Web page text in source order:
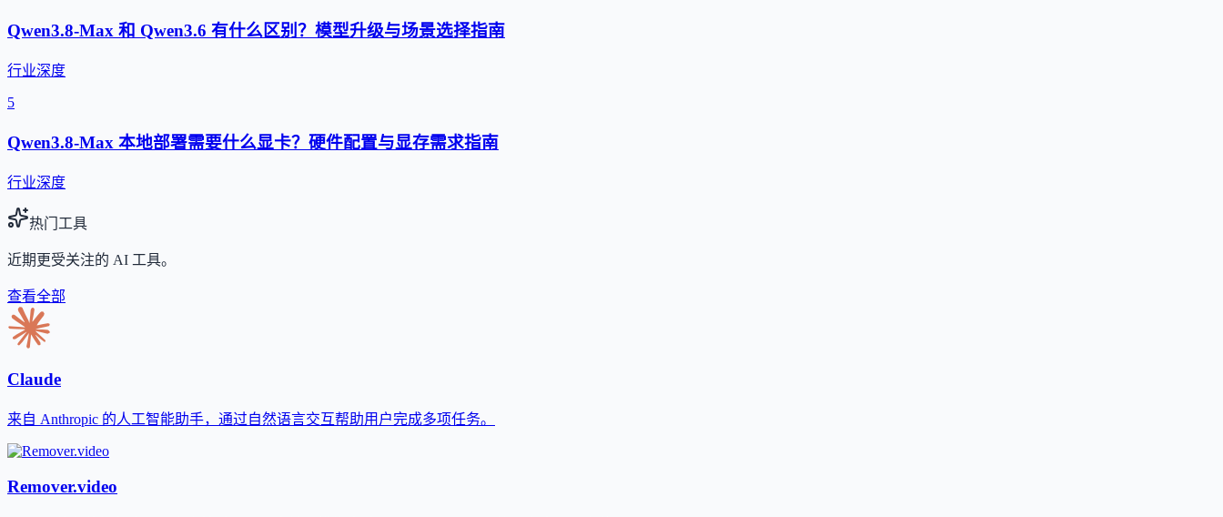
Qwen3.8-Max 和 Qwen3.6 有什么区别？模型升级与场景选择指南
行业深度
5
Qwen3.8-Max 本地部署需要什么显卡？硬件配置与显存需求指南
行业深度
热门工具
近期更受关注的 AI 工具。
查看全部
Claude
来自 Anthropic 的人工智能助手，通过自然语言交互帮助用户完成多项任务。
Remover.video